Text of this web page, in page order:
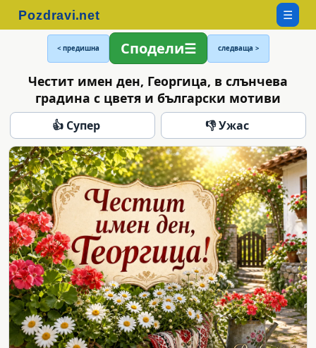
☰
< предишна Сподели следваща >
Честит имен ден, Георгица, в слънчева
градина с цветя и български мотиви
👍 Супер 👎 Ужас